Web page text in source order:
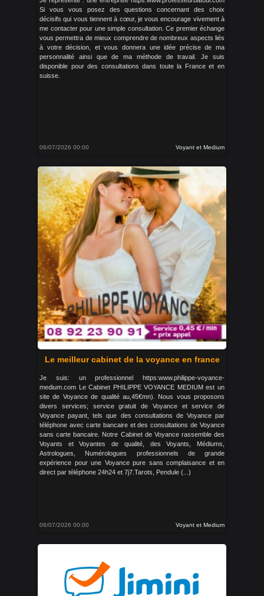
Si vous vous posez des questions concernant des choix
décisifs qui vous tiennent à cœur, je vous encourage vivement à
me contacter pour une simple consultation. Ce premier échange
vous permettra de mieux comprendre de nombreux aspects liés
à votre décision, et vous donnera une idée précise de ma
personnalité ainsi que de ma méthode de travail. Je suis
disponible pour des consultations dans toute la France et en
suisse.
06/07/2026 00:00 Voyant et Medium
Le meilleur cabinet de la voyance en france
Je suis: un professionnel https:www.philippe-voyance-
medium.com Le Cabinet PHILIPPE VOYANCE MEDIUM est un
site de Voyance de qualité au,45€mn). Nous vous proposons
divers services; service gratuit de Voyance et service de
Voyance payant, tels que des consultations de Voyance par
téléphone avec carte bancaire et des consultations de Voyance
sans carte bancaire. Notre Cabinet de Voyance rassemble des
Voyants et Voyantes de qualité, des Voyants, Médiums,
Astrologues, Numérologues professionnels de grande
expérience pour une Voyance pure sans complaisance et en
direct par téléphone 24h24 et 7j7.Tarots, Pendule (...)
06/07/2026 00:00 Voyant et Medium